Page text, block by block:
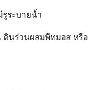
ระบายน้ำ
ดินร่วนผสมพีทมอส หรือ